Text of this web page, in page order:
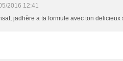
2016 12:41
jadhère a ta formule avec ton